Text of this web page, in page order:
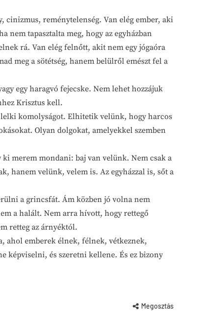
reménytelenség. Van elég ember, aki
nem tapasztalta meg, hogy az egyházban
rá. Van elég felnőtt, akit nem egy jógaóra
meg a sötétség, hanem belülről emészt fel a
egy haragvó fejecske. Nem lehet hozzájuk
Krisztus kell.
komolyságot. Elhitetik velünk, hogy harcos
Olyan dolgokat, amelyekkel szemben
mondani: baj van velünk. Nem csak a
hanem velünk, velem is. Az egyházzal is, sőt a
a grincsfát. Ám közben jó volna nem
a halált. Nem arra hívott, hogy rettegő
retteg az árnyéktól.
emberek élnek, félnek, vétkeznek,
képviselni, és szeretni kellene. És ez bizony
Megosztás